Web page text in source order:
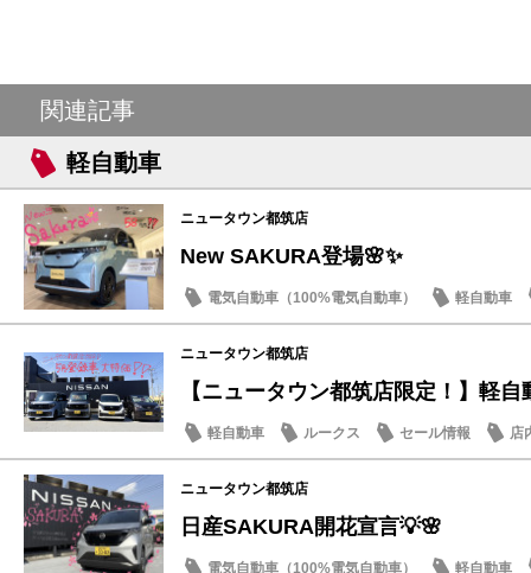
関連記事
軽自動車
ニュータウン都筑店
New SAKURA登場🌸✨
電気自動車（100%電気自動車）
軽自動車
話題の情報
ニュータウン都筑店
【ニュータウン都筑店限定！】軽
軽自動車 ルークス セール情報 店
ニュータウン都筑店
日産SAKURA開花宣言💡🌸
電気自動車（100%電気自動車） 軽自動車